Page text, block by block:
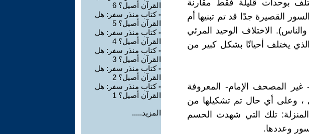
بوحدات قليلة فقط مقارنة
القصيرة جدًا قد تم تبنيها أم
الاختلاف الوحيد المرئي
يختلف أحيانًا بشكل كبير من
المصحف الإمام- المعروفة
، وعلى أي حال تم تشكيلها من
تلك التي شهدت الحسم
وعددها.
القرآن أصيل؟ 6
-كتاب منذر سفر: هل
القرآن أصيل؟ 5
-كتاب منذر سفر: هل
القرآن أصيل؟ 4
-كتاب منذر سفر: هل
القرآن أصيل؟ 3
-كتاب منذر سفر: هل
القرآن أصيل؟ 2
-كتاب منذر سفر: هل
القرآن أصيل؟ 1
المزيد.....